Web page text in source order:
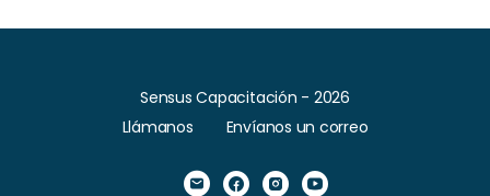
Sensus Capacitación - 2026
Llámanos
Envíanos un correo